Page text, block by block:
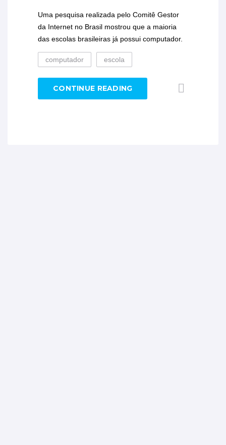
Uma pesquisa realizada pelo Comitê Gestor
da Internet no Brasil mostrou que a maioria
das escolas brasileiras já possui computador.
computador escola
CONTINUE READING